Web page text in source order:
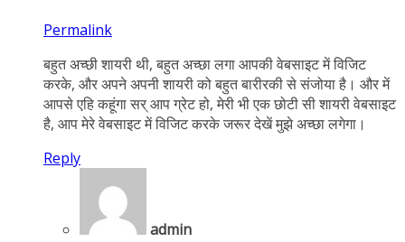
Permalink
बहुत अच्छी शायरी थी, बहुत अच्छा लगा आपकी वेबसाइट में विजिट
करके, और अपने अपनी शायरी को बहुत बारीरकी से संजोया है। और में
आपसे एहि कहूंगा सर् आप ग्रेट हो, मेरी भी एक छोटी सी शायरी वेबसाइट
है, आप मेरे वेबसाइट में विजिट करके जरूर देखें मुझे अच्छा लगेगा।
Reply
admin